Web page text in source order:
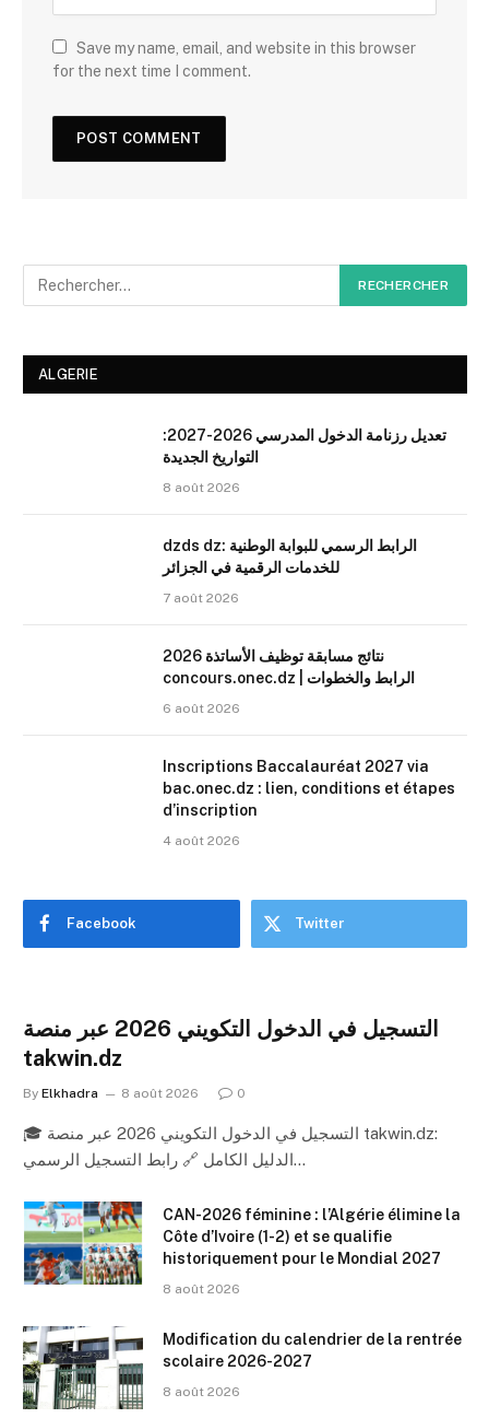
Save my name, email, and website in this browser
for the next time I comment.
ALGERIE
تعديل رزنامة الدخول المدرسي 2026-2027:
التواريخ الجديدة
8 août 2026
dzds dz: الرابط الرسمي للبوابة الوطنية
للخدمات الرقمية في الجزائر
7 août 2026
نتائج مسابقة توظيف الأساتذة 2026
concours.onec.dz | الرابط والخطوات
6 août 2026
Inscriptions Baccalauréat 2027 via
bac.onec.dz : lien, conditions et étapes
d’inscription
4 août 2026
Facebook Twitter
التسجيل في الدخول التكويني 2026 عبر منصة
takwin.dz
By Elkhadra 8 août 2026 0
🎓 التسجيل في الدخول التكويني 2026 عبر منصة takwin.dz:
الدليل الكامل 🔗 رابط التسجيل الرسمي…
CAN-2026 féminine : l’Algérie élimine la
Côte d’Ivoire (1-2) et se qualifie
historiquement pour le Mondial 2027
8 août 2026
Modification du calendrier de la rentrée
scolaire 2026-2027
8 août 2026